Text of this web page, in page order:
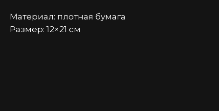
Материал: плотная бумага
Размер: 12×21 см